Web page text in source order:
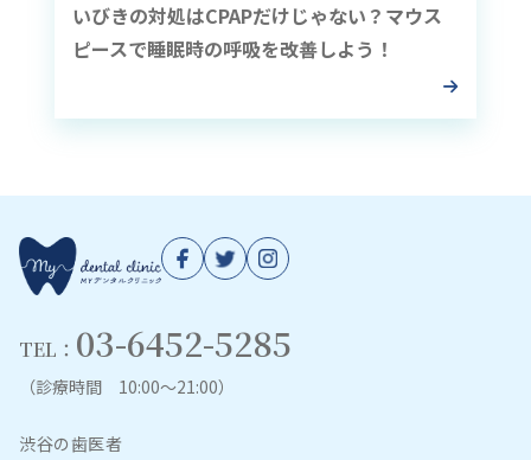
いびきの対処はCPAPだけじゃない？マウス
ピースで睡眠時の呼吸を改善しよう！
TEL： 03-6452-5285
（診療時間 10:00～21:00）
渋谷の歯医者